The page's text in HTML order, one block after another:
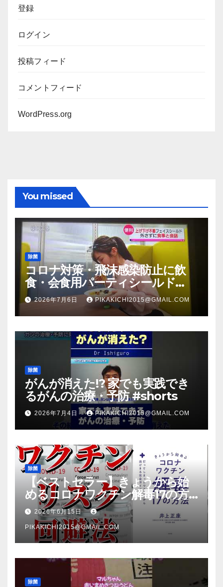
登録
ログイン
投稿フィード
コメントフィード
WordPress.org
You missed
除菌
コロナ対策・飛沫感染防止に飲
食・会食用パーティシールド
（マスク会食代替品）ＦＢＣ福井
放送のＴＶ番組での紹介映像
2026年7月6日 PIKAKICHI2015@GMAIL.COM
除菌
がんが消えた!? 家でも実践でき
るがんの治療・予防 #shorts
2026年7月4日 PIKAKICHI2015@GMAIL.COM
除菌
【ベストセラー】きょうから始
めるコロナワクチン解毒17の方
法【本要約】
2026年6月15日
PIKAKICHI2015@GMAIL.COM
除菌